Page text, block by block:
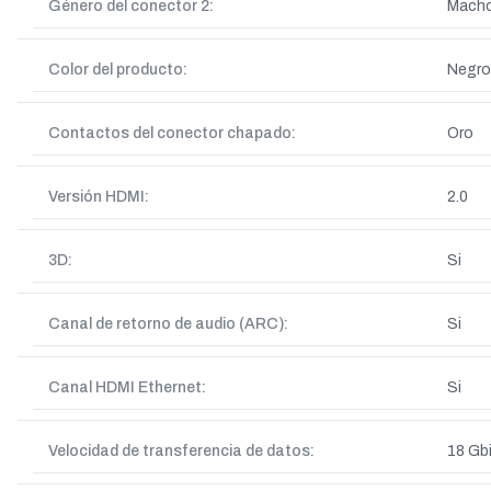
Género del conector 2:
Color del producto: Negro
Contactos del conector chapado: Oro
Versión HDMI: 2.0
3D: Si
Canal de retorno de audio (ARC): Si
Canal HDMI Ethernet: Si
Velocidad de transferencia de datos: 18